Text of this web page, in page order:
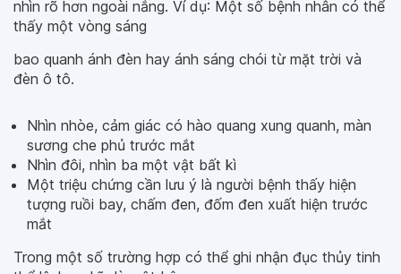
nhìn rõ hơn ngoài nắng. Ví dụ: Một số bệnh nhân có thể
thấy một vòng sáng
bao quanh ánh đèn hay ánh sáng chói từ mặt trời và
đèn ô tô.
Nhìn nhòe, cảm giác có hào quang xung quanh, màn
sương che phủ trước mắt
Nhìn đôi, nhìn ba một vật bất kì
Một triệu chứng cần lưu ý là người bệnh thấy hiện
tượng ruồi bay, chấm đen, đốm đen xuất hiện trước
mắt
Trong một số trường hợp có thể ghi nhận đục thủy tinh